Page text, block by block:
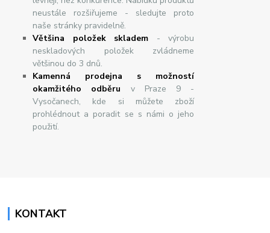
neustále rozšiřujeme - sledujte proto
naše stránky pravidelně.
Většina položek skladem - výrobu
neskladových položek zvládneme
většinou do 3 dnů.
Kamenná prodejna s možností
okamžitého odběru v Praze 9 -
Vysočanech, kde si můžete zboží
prohlédnout a poradit se s námi o jeho
použití.
KONTAKT